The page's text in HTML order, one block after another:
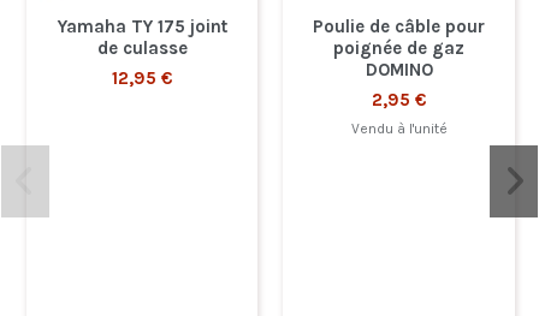
Yamaha TY 175 joint
de culasse
12,95 €
Poulie de câble pour
poignée de gaz
DOMINO
2,95 €
Vendu à l'unité